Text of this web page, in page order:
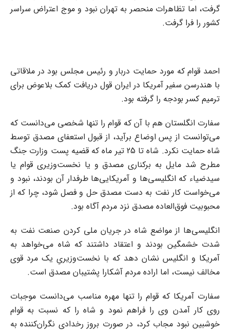
گرفت، اما تظاهرات منحصر به تهران نبود و موج اعتراض سراسر
کشور را فرا گرفت.
احمد قوام که مورد حمایت دربار و رئیس مجلس بود در ملاقاتی
با هندرسن سفیر آمریکا در ایران قول دریافت کمک بلاعوض برای
ترمیم کسر بودجه را گرفته بود.
سفارت انگلستان هم با آن که قوام را تنها شخصی می‌دانست که
می‌توانست از پس اوضاع برآید، از قبول استعفای مصدق توسط
شاه حمایت نکرد. شاه تا 25 تیر ماه که قضیه پست وزارت جنگ
مطرح شد مایل به برکناری مصدق و یا نخست‌وزیری قوام یا
سیدضیاء که انگلیسی‌ها و آمریکایی‌ها طرفدار آن بودند، نبود و
می‌خواست کار نفت به دست مصدق حل و فصل شود، چرا که از
محبوبیت فوق‌العاده مصدق نزد مردم آگاه بود.
انگلیسی‌ها از مواضع شاه در جریان ملی کردن صنعت نفت به
شدت خشمگین بودند و اعتقاد داشتند که شاه می‌خواهد به
آمریکا و انگلیس نشان دهد که با نخست‌وزیریِ یک مرد قوی
مخالف نیست، اما اراده مردم آشکارا پشتیبان مصدق است.
سفارت آمریکا که قوام را تنها مهره مناسب می‌دانست موجبات
روی کار آمدن وی را فراهم نمود و شاه را که نسبت به قوام
خوشبین نبود مجاب کرد، در صورت بروز رخدادی نگران‌کننده به